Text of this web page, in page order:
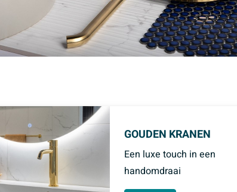
GOUDEN KRANEN
Een luxe touch in een
handomdraai